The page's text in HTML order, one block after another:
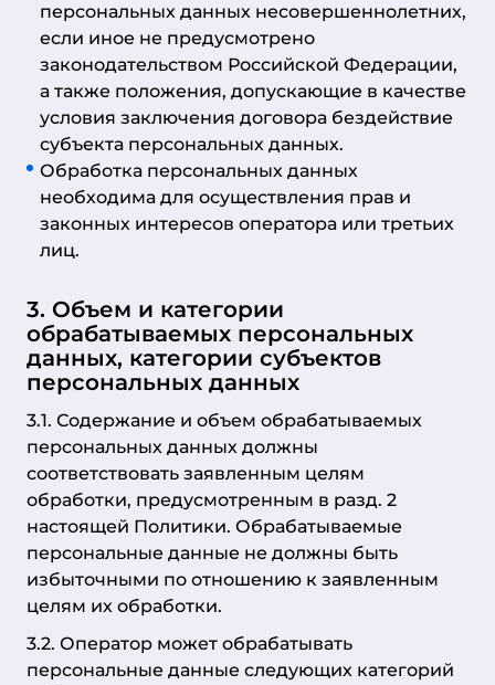
персональных данных несовершеннолетних,
если иное не предусмотрено
законодательством Российской Федерации,
а также положения, допускающие в качестве
условия заключения договора бездействие
субъекта персональных данных.
Обработка персональных данных
необходима для осуществления прав и
законных интересов оператора или третьих
лиц.
3. Объем и категории
обрабатываемых персональных
данных, категории субъектов
персональных данных
3.1. Содержание и объем обрабатываемых
персональных данных должны
соответствовать заявленным целям
обработки, предусмотренным в разд. 2
настоящей Политики. Обрабатываемые
персональные данные не должны быть
избыточными по отношению к заявленным
целям их обработки.
3.2. Оператор может обрабатывать
персональные данные следующих категорий